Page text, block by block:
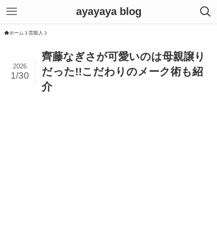
ayayaya blog
ホーム 芸能人
齊藤なぎさが可愛いのは母親譲り
だった!!こだわりのメーク術も紹
介
2026
1/30